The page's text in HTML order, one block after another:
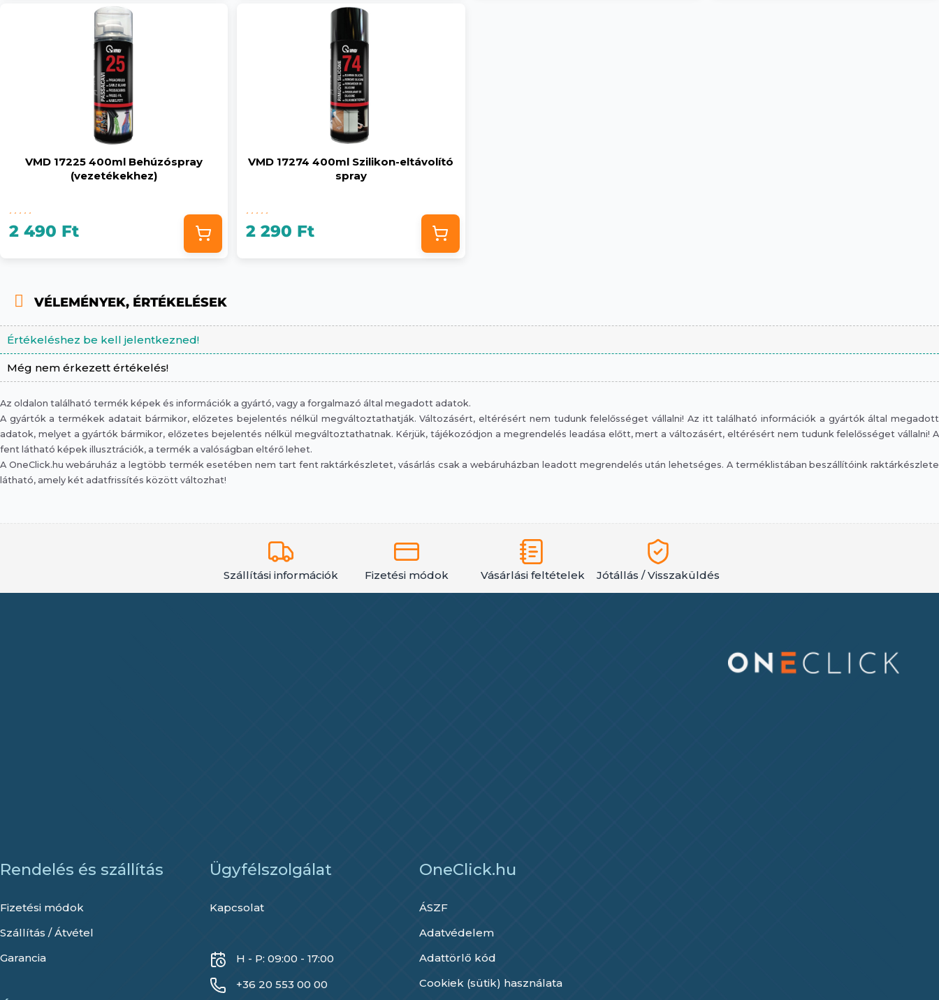
VMD 17225 400ml Behúzóspray
(vezetékekhez)
2 490 Ft
VMD 17274 400ml Szilikon-eltávolító
spray
2 290 Ft
VÉLEMÉNYEK, ÉRTÉKELÉSEK
Értékeléshez be kell jelentkezned!
Még nem érkezett értékelés!
Az oldalon található termék képek és információk a gyártó, vagy a forgalmazó által megadott adatok.
A gyártók a termékek adatait bármikor, előzetes bejelentés nélkül megváltoztathatják. Változásért, eltérésért nem tudunk felelősséget vállalni! Az itt található információk a gyártók által megadott
adatok, melyet a gyártók bármikor, előzetes bejelentés nélkül megváltoztathatnak. Kérjük, tájékozódjon a megrendelés leadása előtt, mert a változásért, eltérésért nem tudunk felelősséget vállalni! A
fent látható képek illusztrációk, a termék a valóságban eltérő lehet.
A OneClick.hu webáruház a legtöbb termék esetében nem tart fent raktárkészletet, vásárlás csak a webáruházban leadott megrendelés után lehetséges. A terméklistában beszállítóink raktárkészlete
látható, amely két adatfrissítés között változhat!
Szállítási információk Fizetési módok Vásárlási feltételek Jótállás / Visszaküldés
Rendelés és szállítás
Fizetési módok
Szállítás / Átvétel
Garancia
Ügyfélszolgálat
Kapcsolat
H - P: 09:00 - 17:00
+36 20 553 00 00
OneClick.hu
ÁSZF
Adatvédelem
Adattörlő kód
Cookiek (sütik) használata